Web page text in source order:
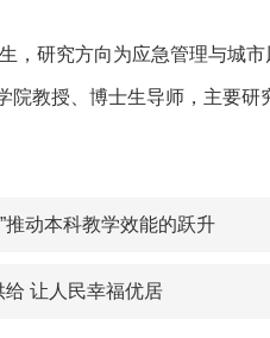
，研究方向为应急管理与城市
教授、博士生导师，主要研
推动本科教学效能的跃升
给 让人民幸福优居